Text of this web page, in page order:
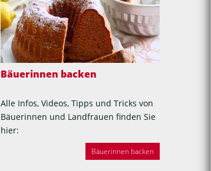
Bäuerinnen backen
Alle Infos, Videos, Tipps und Tricks von
Bäuerinnen und Landfrauen finden Sie
hier:
Bäuerinnen backen